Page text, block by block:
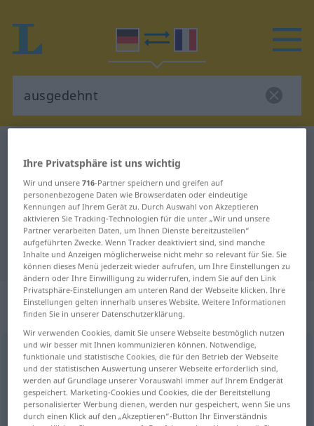
Deutsch-Französisch Übersetzung
für "ausgedehnt"
"ausgedehnt" Französisch
Übersetzung
„ausgedehnt“: als Adjektiv
gebraucht
ausgedehntadjt
Übersicht aller Übersetzungen
(Für mehr Details die Übersetzung anklicken/antippen)
Ihre Privatsphäre ist uns wichtig
Wir und unsere716-Partner speichern und greifen auf
personenbezogene Daten wie Browserdaten oder eindeutige
Kennungen auf Ihrem Gerät zu. Durch Auswahl von Akzeptieren
aktivieren Sie Tracking-Technologien für die unter „Wir und unsere
Partner verarbeiten Daten, um Ihnen Dienste bereitzustellen“
aufgeführten Zwecke. Wenn Tracker deaktiviert sind, sind manche
Inhalte und Anzeigen möglicherweise nicht mehr so relevant für Sie. Sie
können dieses Menü jederzeit wieder aufrufen, um Ihre Einstellungen zu
ändern oder Ihre Einwilligung zu widerrufen, indem Sie auf den Link
Privatsphäre-Einstellungen am unteren Rand der Webseite klicken. Ihre
Einstellungen gelten innerhalb unseres Website. Weitere Informationen
finden Sie in unserer Datenschutzerklärung.
Wir verwenden Cookies, damit Sie unsere Webseite bestmöglich nutzen
und wir besser mit Ihnen kommunizieren können. Notwendige,
funktionale und statistische Cookies, die für den Betrieb der Webseite
und der statistischen Auswertung unserer Webseite erforderlich sind,
werden auf Grundlage unserer Vorauswahl immer auf Ihrem Endgerät
gespeichert. Marketing-Cookies und Cookies, die der Bereitstellung
personalisierter Werbung dienen, werden nur gespeichert, wenn Sie uns
durch einen Klick auf den „Akzeptieren“-Button Ihr Einverständnis